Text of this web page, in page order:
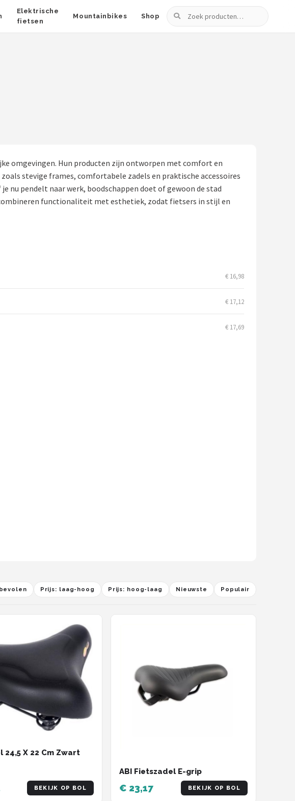
Elektrische
fietsen
Mountainbikes Shop
Zoeken
omgevingen. Hun producten zijn ontworpen met comfort en
stevige frames, comfortabele zadels en praktische accessoires
nu pendelt naar werk, boodschappen doet of gewoon de stad
functionaliteit met esthetiek, zodat fietsers in stijl en
€ 16,98
€ 17,12
€ 17,69
Prijs: laag-hoog Prijs: hoog-laag Nieuwste Populair
24,5 X 22 Cm Zwart
BEKIJK OP BOL
ABI Fietszadel E-grip
€ 23,17 BEKIJK OP BOL